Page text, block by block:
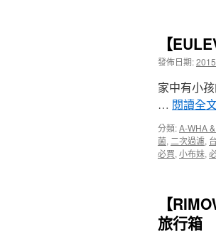
【
發佈日期:
家中有小
… 閱讀全
分類:A-WHA
菌, 二次過濾,
必買, 小布妹,
【
旅行箱